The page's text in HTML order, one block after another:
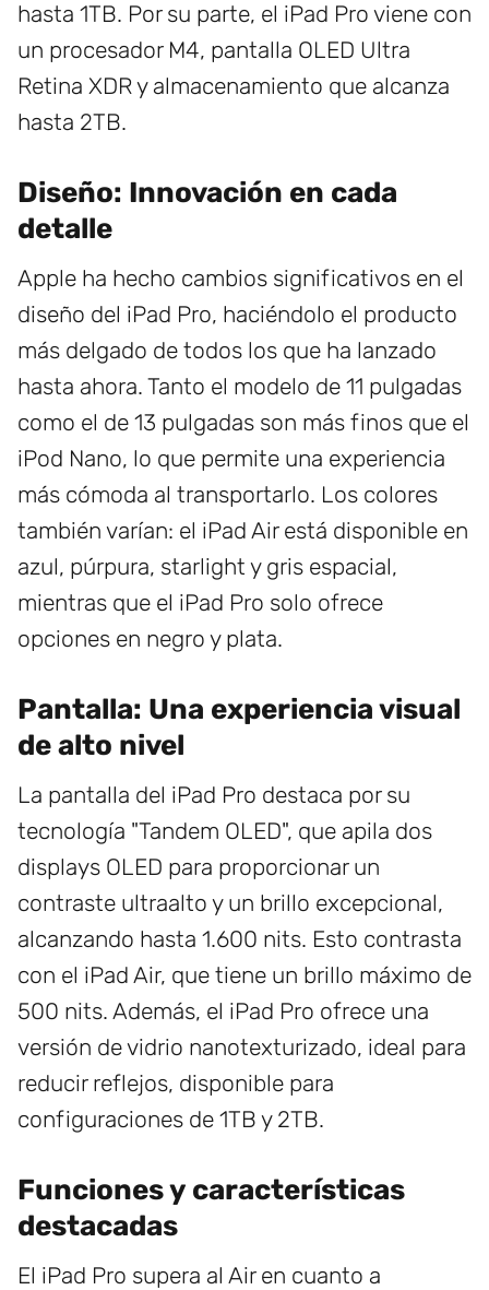
hasta 1TB. Por su parte, el iPad Pro viene con
un procesador M4, pantalla OLED Ultra
Retina XDR y almacenamiento que alcanza
hasta 2TB.
Diseño: Innovación en cada
detalle
Apple ha hecho cambios significativos en el
diseño del iPad Pro, haciéndolo el producto
más delgado de todos los que ha lanzado
hasta ahora. Tanto el modelo de 11 pulgadas
como el de 13 pulgadas son más finos que el
iPod Nano, lo que permite una experiencia
más cómoda al transportarlo. Los colores
también varían: el iPad Air está disponible en
azul, púrpura, starlight y gris espacial,
mientras que el iPad Pro solo ofrece
opciones en negro y plata.
Pantalla: Una experiencia visual
de alto nivel
La pantalla del iPad Pro destaca por su
tecnología "Tandem OLED", que apila dos
displays OLED para proporcionar un
contraste ultraalto y un brillo excepcional,
alcanzando hasta 1.600 nits. Esto contrasta
con el iPad Air, que tiene un brillo máximo de
500 nits. Además, el iPad Pro ofrece una
versión de vidrio nanotexturizado, ideal para
reducir reflejos, disponible para
configuraciones de 1TB y 2TB.
Funciones y características
destacadas
El iPad Pro supera al Air en cuanto a